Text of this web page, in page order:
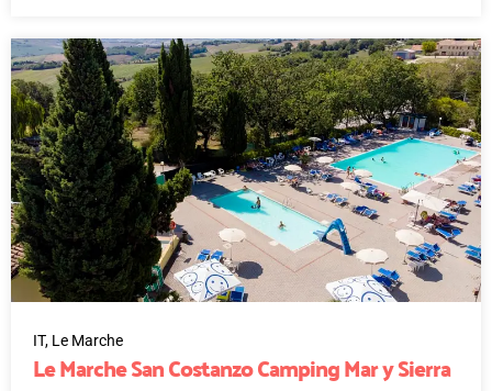
IT, Le Marche
Le Marche San Costanzo Camping Mar y Sierra